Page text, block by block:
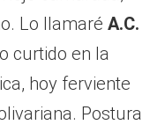
Lo llamaré A.C.
curtido en la
hoy ferviente
Postura